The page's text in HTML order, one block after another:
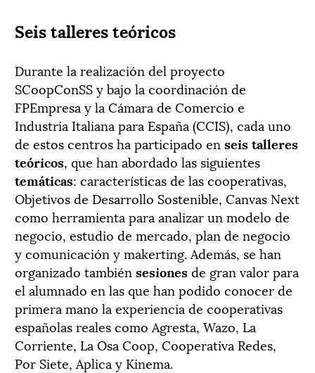
Seis talleres teóricos
Durante la realización del proyecto
SCoopConSS y bajo la coordinación de
FPEmpresa y la Cámara de Comercio e
Industria Italiana para España (CCIS), cada uno
de estos centros ha participado en seis talleres
teóricos, que han abordado las siguientes
temáticas: características de las cooperativas,
Objetivos de Desarrollo Sostenible, Canvas Next
como herramienta para analizar un modelo de
negocio, estudio de mercado, plan de negocio
y comunicación y makerting. Además, se han
organizado también sesionesde gran valor para
el alumnado en las que han podido conocer de
primera mano la experiencia de cooperativas
españolas reales como Agresta, Wazo, La
Corriente, La Osa Coop, Cooperativa Redes,
Por Siete, Aplica y Kinema.